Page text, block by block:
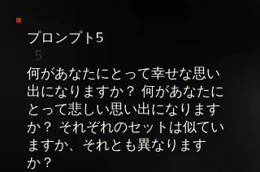
プロンプト5
5
何があなたにとって幸せな思い
出になりますか？ 何があなたに
とって悲しい思い出になります
か？ それぞれのセットは似てい
ますか、それとも異なります
か？